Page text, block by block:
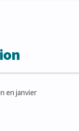
en janvier